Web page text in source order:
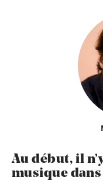
Au début, il
musique